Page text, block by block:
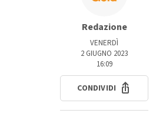
Redazione
VENERDÌ
2 GIUGNO 2023
16:09
CONDIVIDI